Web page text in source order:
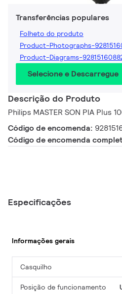
Transferências populares
Folheto do produto
Product-Photographs-
Product-Diagrams-
Selecione e Descarregue
Descrição do Produto
Philips MASTER SON PIA Plus
Código de encomenda:
Código de encomenda
Especificações
Informações gerais
Casquilho
Posição de funcionamento